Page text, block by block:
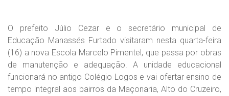
O prefeito Júlio Cezar e o secretário municipal de
Educação Manassés Furtado visitaram nesta quarta-feira
(16) a nova Escola Marcelo Pimentel, que passa por obras
de manutenção e adequação. A unidade educacional
funcionará no antigo Colégio Logos e vai ofertar ensino de
tempo integral aos bairros da Maçonaria, Alto do Cruzeiro,